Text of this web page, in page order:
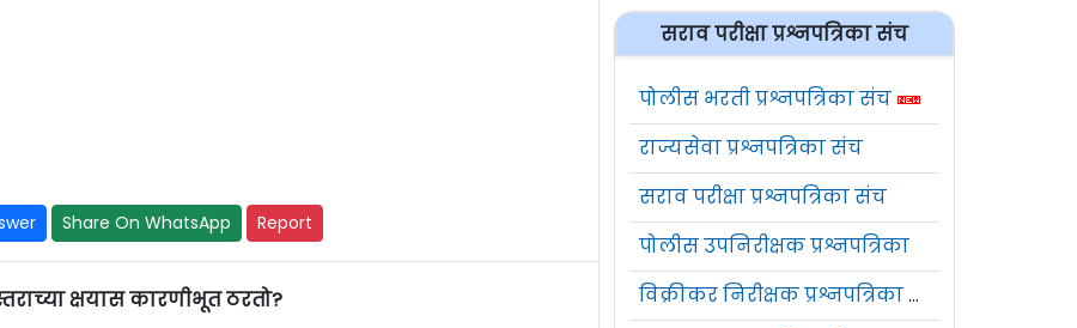
Share On WhatsApp Report
क्षयास कारणीभूत ठरतो?
सराव परीक्षा प्रश्नपत्रिका संच
पोलीस भरती प्रश्नपत्रिका संच
राज्यसेवा प्रश्नपत्रिका संच
सराव परीक्षा प्रश्नपत्रिका संच
पोलीस उपनिरीक्षक प्रश्नपत्रिका
विक्रीकर निरीक्षक प्रश्नपत्रिका संच